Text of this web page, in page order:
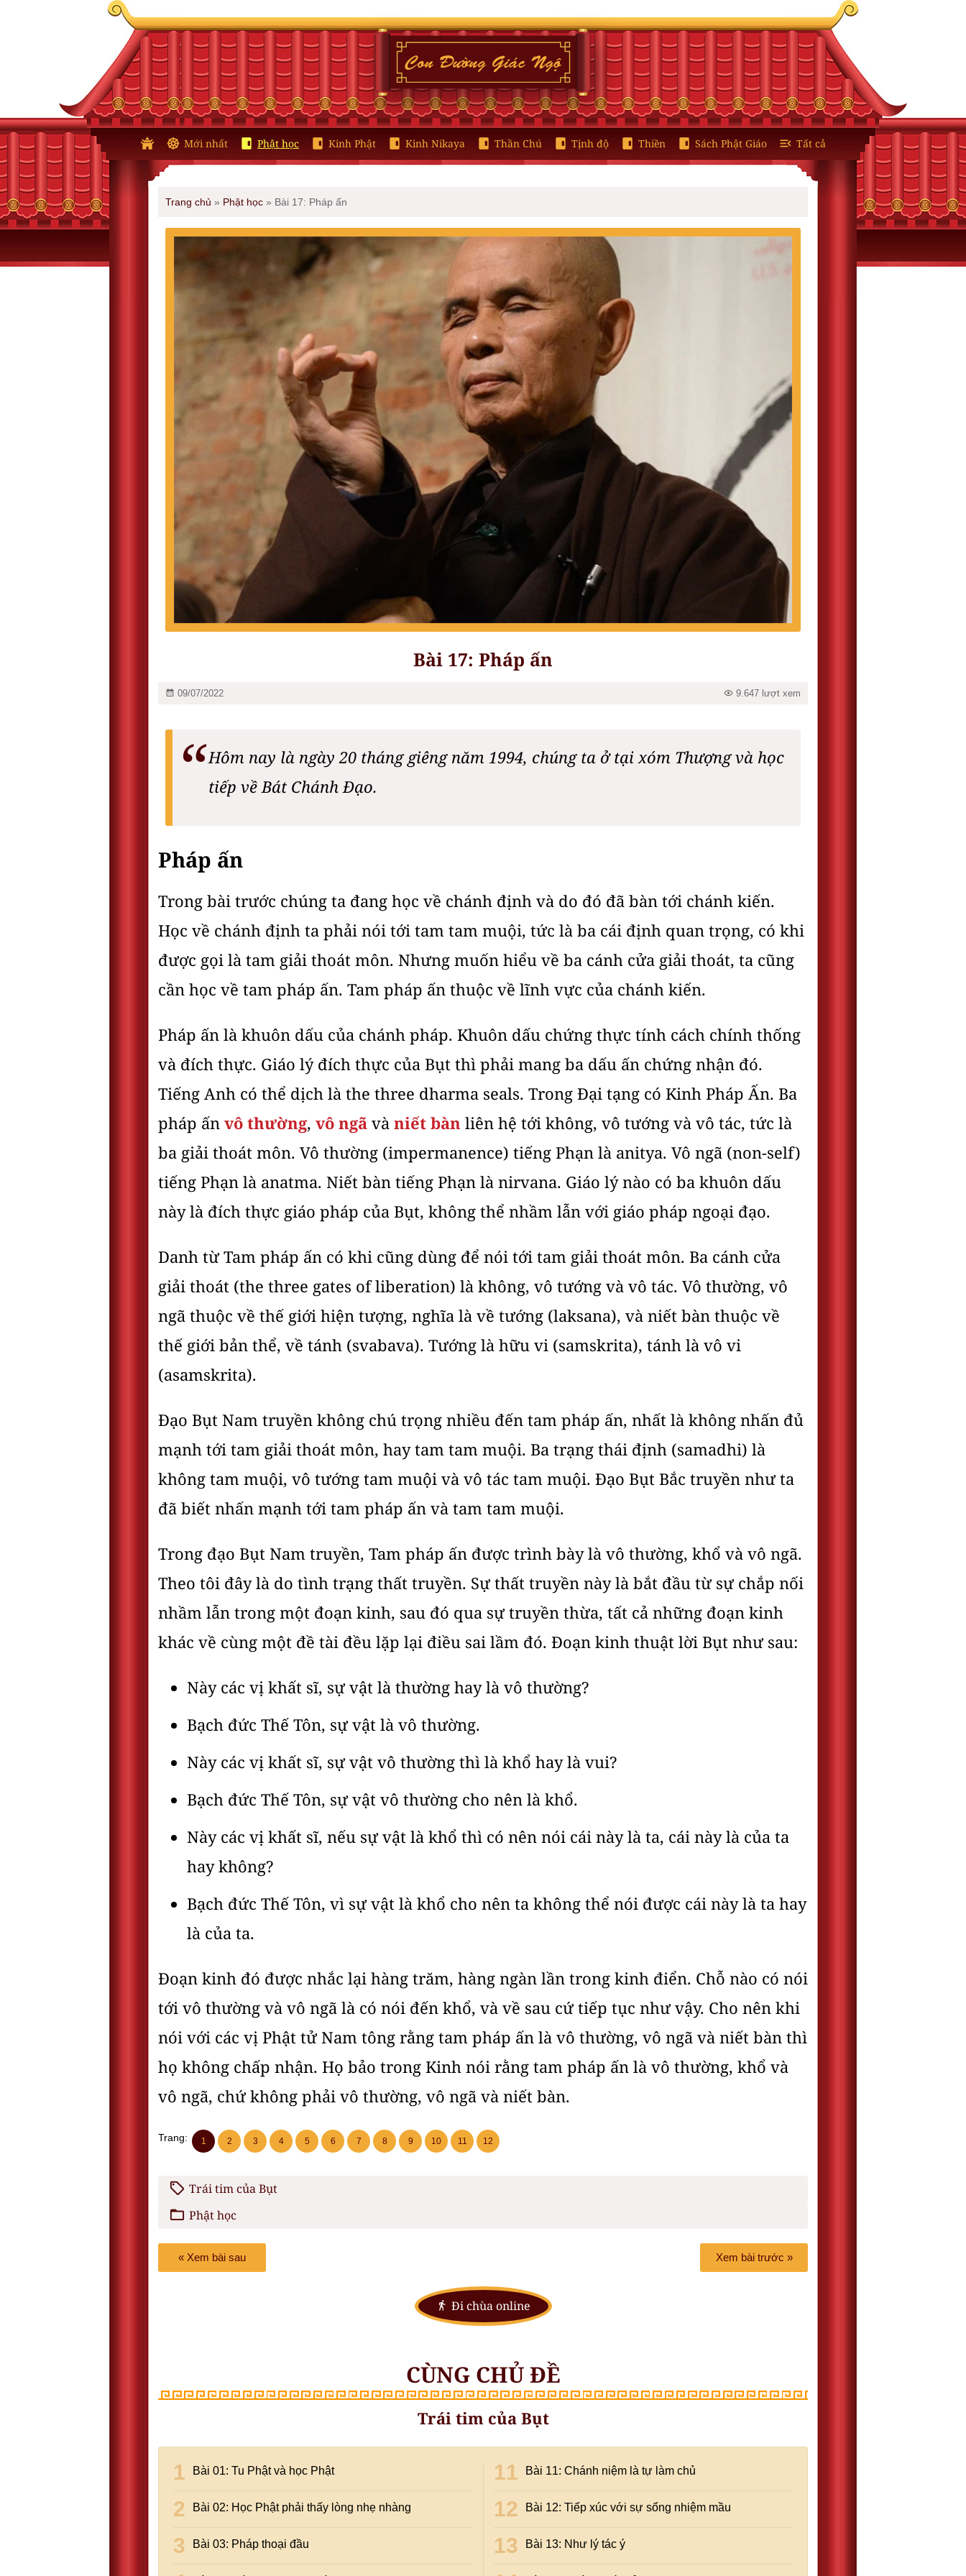
Mới nhất Phật học Kinh Phật Kinh Nikaya Thần Chú Tịnh độ Thiền Sách Phật Giáo Tất cả
Trang chủ » Phật học » Bài 17: Pháp ấn
Bài 17: Pháp ấn
09/07/2022 9.647 lượt xem
Hôm nay là ngày 20 tháng giêng năm 1994, chúng ta ở tại xóm Thượng và học
tiếp về Bát Chánh Đạo.
Pháp ấn
Trong bài trước chúng ta đang học về chánh định và do đó đã bàn tới chánh kiến.
Học về chánh định ta phải nói tới tam tam muội, tức là ba cái định quan trọng, có khi
được gọi là tam giải thoát môn. Nhưng muốn hiểu về ba cánh cửa giải thoát, ta cũng
cần học về tam pháp ấn. Tam pháp ấn thuộc về lĩnh vực của chánh kiến.
Pháp ấn là khuôn dấu của chánh pháp. Khuôn dấu chứng thực tính cách chính thống
và đích thực. Giáo lý đích thực của Bụt thì phải mang ba dấu ấn chứng nhận đó.
Tiếng Anh có thể dịch là the three dharma seals. Trong Đại tạng có Kinh Pháp Ấn. Ba
pháp ấnvô thường, vô ngãvàniết bànliên hệ tới không, vô tướng và vô tác, tức là
ba giải thoát môn. Vô thường (impermanence) tiếng Phạn là anitya. Vô ngã (non-self)
tiếng Phạn là anatma. Niết bàn tiếng Phạn là nirvana. Giáo lý nào có ba khuôn dấu
này là đích thực giáo pháp của Bụt, không thể nhầm lẫn với giáo pháp ngoại đạo.
Danh từ Tam pháp ấn có khi cũng dùng để nói tới tam giải thoát môn. Ba cánh cửa
giải thoát (the three gates of liberation) là không, vô tướng và vô tác. Vô thường, vô
ngã thuộc về thế giới hiện tượng, nghĩa là về tướng (laksana), và niết bàn thuộc về
thế giới bản thể, về tánh (svabava). Tướng là hữu vi (samskrita), tánh là vô vi
(asamskrita).
Đạo Bụt Nam truyền không chú trọng nhiều đến tam pháp ấn, nhất là không nhấn đủ
mạnh tới tam giải thoát môn, hay tam tam muội. Ba trạng thái định (samadhi) là
không tam muội, vô tướng tam muội và vô tác tam muội. Đạo Bụt Bắc truyền như ta
đã biết nhấn mạnh tới tam pháp ấn và tam tam muội.
Trong đạo Bụt Nam truyền, Tam pháp ấn được trình bày là vô thường, khổ và vô ngã.
Theo tôi đây là do tình trạng thất truyền. Sự thất truyền này là bắt đầu từ sự chắp nối
nhầm lẫn trong một đoạn kinh, sau đó qua sự truyền thừa, tất cả những đoạn kinh
khác về cùng một đề tài đều lặp lại điều sai lầm đó. Đoạn kinh thuật lời Bụt như sau:
Này các vị khất sĩ, sự vật là thường hay là vô thường?
Bạch đức Thế Tôn, sự vật là vô thường.
Này các vị khất sĩ, sự vật vô thường thì là khổ hay là vui?
Bạch đức Thế Tôn, sự vật vô thường cho nên là khổ.
Này các vị khất sĩ, nếu sự vật là khổ thì có nên nói cái này là ta, cái này là của ta
hay không?
Bạch đức Thế Tôn, vì sự vật là khổ cho nên ta không thể nói được cái này là ta hay
là của ta.
Đoạn kinh đó được nhắc lại hàng trăm, hàng ngàn lần trong kinh điển. Chỗ nào có nói
tới vô thường và vô ngã là có nói đến khổ, và về sau cứ tiếp tục như vậy. Cho nên khi
nói với các vị Phật tử Nam tông rằng tam pháp ấn là vô thường, vô ngã và niết bàn thì
họ không chấp nhận. Họ bảo trong Kinh nói rằng tam pháp ấn là vô thường, khổ và
vô ngã, chứ không phải vô thường, vô ngã và niết bàn.
Trang: 1 2 3 4 5 6 7 8 9 10 11 12
Trái tim của Bụt
Phật học
« Xem bài sau Xem bài trước »
Đi chùa online
CÙNG CHỦ ĐỀ
Trái tim của Bụt
Bài 01: Tu Phật và học Phật
Bài 02: Học Phật phải thấy lòng nhẹ nhàng
Bài 03: Pháp thoại đầu
Bài 11: Chánh niệm là tự làm chủ
Bài 12: Tiếp xúc với sự sống nhiệm mầu
Bài 13: Như lý tác ý